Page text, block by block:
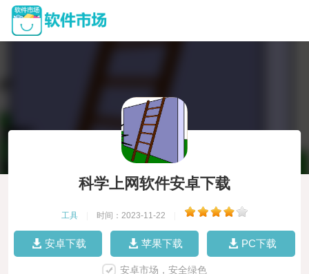
科学上网软件安卓下载
工具 时间：2023-11-22
安卓下载 苹果下载 PC下载
安卓市场，安全绿色